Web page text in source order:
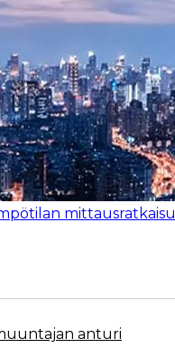
mittausratkaisu
anturi